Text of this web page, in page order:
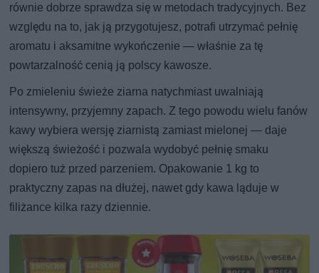
równie dobrze sprawdza się w metodach tradycyjnych. Bez
względu na to, jak ją przygotujesz, potrafi utrzymać pełnię
aromatu i aksamitne wykończenie — właśnie za tę
powtarzalność cenią ją polscy kawosze.
Po zmieleniu świeże ziarna natychmiast uwalniają
intensywny, przyjemny zapach. Z tego powodu wielu fanów
kawy wybiera wersję ziarnistą zamiast mielonej — daje
większą świeżość i pozwala wydobyć pełnię smaku
dopiero tuż przed parzeniem. Opakowanie 1 kg to
praktyczny zapas na dłużej, nawet gdy kawa ląduje w
filiżance kilka razy dziennie.